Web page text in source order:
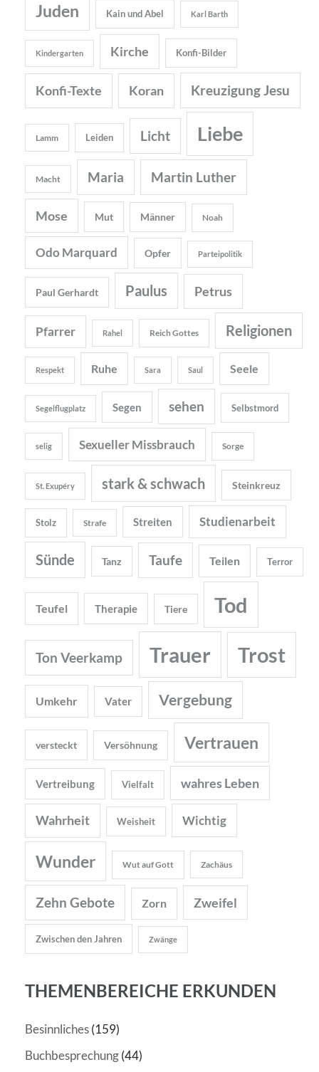
Juden Kain und Abel Karl Barth
Kindergarten Kirche Konfi-Bilder
Konfi-Texte Koran Kreuzigung Jesu
Lamm Leiden Licht Liebe
Macht Maria Martin Luther
Mose Mut Männer Noah
Odo Marquard Opfer Parteipolitik
Paul Gerhardt Paulus Petrus
Pfarrer Rahel Reich Gottes Religionen
Respekt Ruhe Sara Saul Seele
Segelflugplatz Segen sehen Selbstmord
selig Sexueller Missbrauch Sorge
St. Exupéry stark & schwach Steinkreuz
Stolz Strafe Streiten Studienarbeit
Sünde Tanz Taufe Teilen Terror
Teufel Therapie Tiere Tod
Ton Veerkamp Trauer Trost
Umkehr Vater Vergebung
versteckt Versöhnung Vertrauen
Vertreibung Vielfalt wahres Leben
Wahrheit Weisheit Wichtig
Wunder Wut auf Gott Zachäus
Zehn Gebote Zorn Zweifel
Zwischen den Jahren Zwänge
THEMENBEREICHE ERKUNDEN
Besinnliches(159)
Buchbesprechung(44)